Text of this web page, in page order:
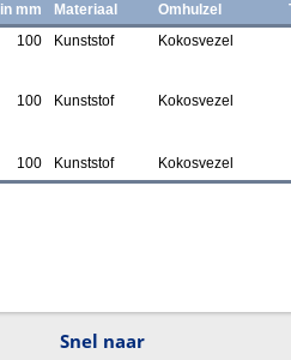
mm Materiaal Omhulzel
100 Kunststof Kokosvezel
100 Kunststof Kokosvezel
100 Kunststof Kokosvezel
Snel naar